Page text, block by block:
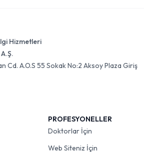
Hizmetleri
Cd. A.O.S 55 Sokak No:2 Aksoy Plaza Giriş
PROFESYONELLER
Doktorlar İçin
Web Siteniz İçin